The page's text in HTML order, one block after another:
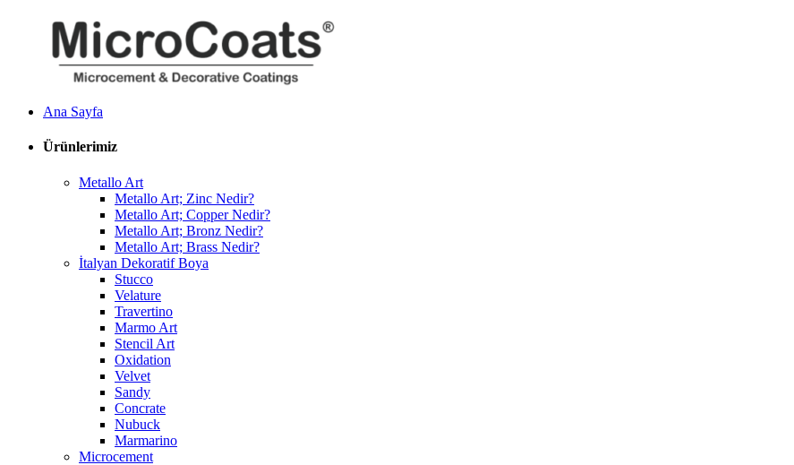
Ana Sayfa
Ürünlerimiz
Metallo Art
Metallo Art; Zinc Nedir?
Metallo Art; Copper Nedir?
Metallo Art; Bronz Nedir?
Metallo Art; Brass Nedir?
İtalyan Dekoratif Boya
Stucco
Velature
Travertino
Marmo Art
Stencil Art
Oxidation
Velvet
Sandy
Concrate
Nubuck
Marmarino
Microcement